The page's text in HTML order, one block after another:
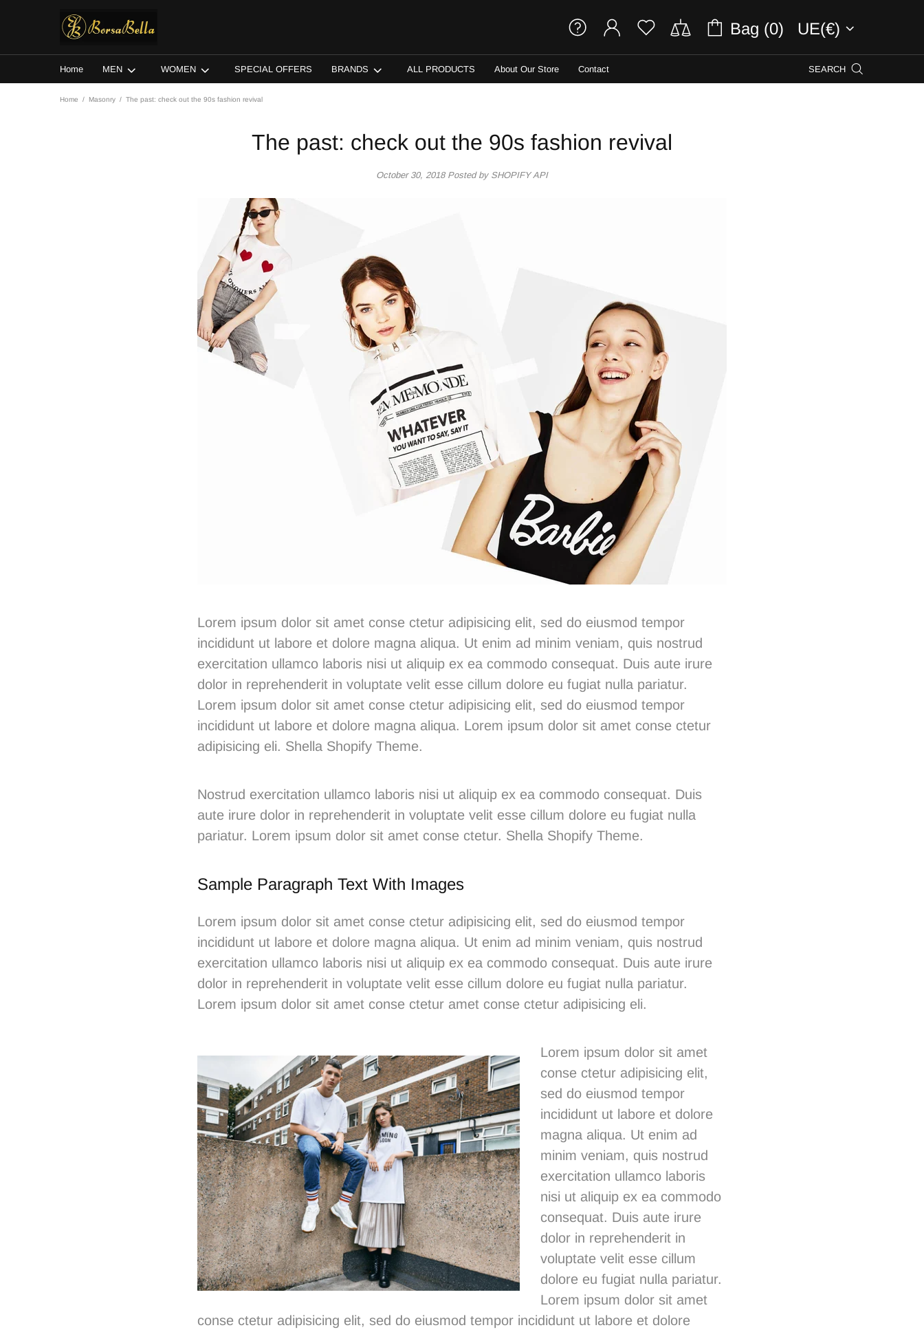
Bag (0) UE(€)
Home MEN WOMEN SPECIAL OFFERS BRANDS ALL PRODUCTS About Our Store Contact SEARCH
Home Masonry The past: check out the 90s fashion revival
The past: check out the 90s fashion revival
October 30, 2018Posted by SHOPIFY API
Lorem ipsum dolor sit amet conse ctetur adipisicing elit, sed do eiusmod tempor
incididunt ut labore et dolore magna aliqua. Ut enim ad minim veniam, quis nostrud
exercitation ullamco laboris nisi ut aliquip ex ea commodo consequat. Duis aute irure
dolor in reprehenderit in voluptate velit esse cillum dolore eu fugiat nulla pariatur.
Lorem ipsum dolor sit amet conse ctetur adipisicing elit, sed do eiusmod tempor
incididunt ut labore et dolore magna aliqua. Lorem ipsum dolor sit amet conse ctetur
adipisicing eli. Shella Shopify Theme.
Nostrud exercitation ullamco laboris nisi ut aliquip ex ea commodo consequat. Duis
aute irure dolor in reprehenderit in voluptate velit esse cillum dolore eu fugiat nulla
pariatur. Lorem ipsum dolor sit amet conse ctetur. Shella Shopify Theme.
Sample Paragraph Text With Images
Lorem ipsum dolor sit amet conse ctetur adipisicing elit, sed do eiusmod tempor
incididunt ut labore et dolore magna aliqua. Ut enim ad minim veniam, quis nostrud
exercitation ullamco laboris nisi ut aliquip ex ea commodo consequat. Duis aute irure
dolor in reprehenderit in voluptate velit esse cillum dolore eu fugiat nulla pariatur.
Lorem ipsum dolor sit amet conse ctetur amet conse ctetur adipisicing eli.
Lorem ipsum dolor sit amet
conse ctetur adipisicing elit,
sed do eiusmod tempor
incididunt ut labore et dolore
magna aliqua. Ut enim ad
minim veniam, quis nostrud
exercitation ullamco laboris
nisi ut aliquip ex ea commodo
consequat. Duis aute irure
dolor in reprehenderit in
voluptate velit esse cillum
dolore eu fugiat nulla pariatur.
Lorem ipsum dolor sit amet
conse ctetur adipisicing elit, sed do eiusmod tempor incididunt ut labore et dolore